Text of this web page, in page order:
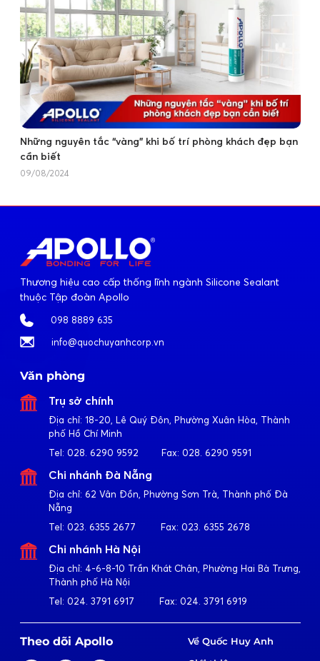
Những nguyên tắc “vàng” khi bố trí phòng khách đẹp bạn
cần biết
09/08/2024
Thương hiệu cao cấp thống lĩnh ngành Silicone Sealant
thuộc Tập đoàn Apollo
098 8889 635
info@quochuyanhcorp.vn
Văn phòng
Trụ sở chính
Địa chỉ: 18-20, Lê Quý Đôn, Phường Xuân Hòa, Thành
phố Hồ Chí Minh
Tel: 028. 6290 9592 Fax: 028. 6290 9591
Chi nhánh Đà Nẵng
Địa chỉ: 62 Vân Đồn, Phường Sơn Trà, Thành phố Đà
Nẵng
Tel: 023. 6355 2677 Fax: 023. 6355 2678
Chi nhánh Hà Nội
Địa chỉ: 4-6-8-10 Trần Khát Chân, Phường Hai Bà Trưng,
Thành phố Hà Nội
Tel: 024. 3791 6917 Fax: 024. 3791 6919
Theo dõi Apollo
Về Quốc Huy Anh